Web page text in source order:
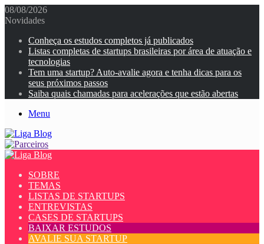
08/08/2026
Novidades
Conheça os estudos completos já publicados
Listas completas de startups brasileiras por área de atuação e
tecnologias
Tem uma startup? Auto-avalie agora e tenha dicas para os
seus próximos passos
Saiba quais chamadas para acelerações que estão abertas
Menu
SOBRE
TEMAS
LISTAS DE STARTUPS
ENTREVISTAS
CASES DE STARTUPS
BAIXAR ESTUDOS
AVALIE SUA STARTUP